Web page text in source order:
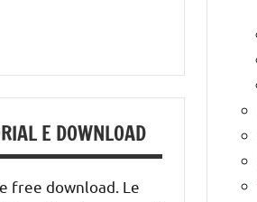
E DOWNLOAD
free download. Le